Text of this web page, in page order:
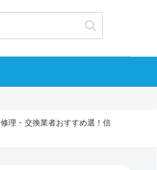
理・交換業者おすすめ選！信